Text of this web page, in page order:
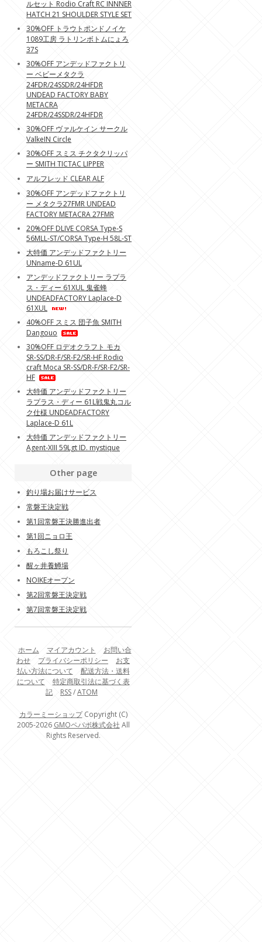
ルセット Rodio Craft RC INNNER
HATCH 21 SHOULDER STYLE SET
30%OFF トラウトポンドノイケ
1089工房 ラトリンボトムにょろ
37S
30%OFF アンデッドファクトリ
ー ベビーメタクラ
24FDR/24SSDR/24HFDR
UNDEAD FACTORY BABY
METACRA
24FDR/24SSDR/24HFDR
30%OFF ヴァルケイン サークル
ValkeIN Circle
30%OFF スミス チクタクリッパ
ー SMITH TICTAC LIPPER
アルフレッド CLEAR ALF
30%OFF アンデッドファクトリ
ー メタクラ27FMR UNDEAD
FACTORY METACRA 27FMR
20%OFF DLIVE CORSA Type-S
56MLL-ST/CORSA Type-H 58L-ST
大特価 アンデッドファクトリー
UNname-D 61UL
アンデッドファクトリー ラプラ
ス・ディー 61XUL 鬼雀蜂
UNDEADFACTORY Laplace-D
61XUL
40%OFF スミス 団子魚 SMITH
Dangouo
30%OFF ロデオクラフト モカ
SR-SS/DR-F/SR-F2/SR-HF Rodio
craft Moca SR-SS/DR-F/SR-F2/SR-
HF
大特価 アンデッドファクトリー
ラプラス・ディー 61L戦鬼丸コル
ク仕様 UNDEADFACTORY
Laplace-D 61L
大特価 アンデッドファクトリー
Agent-XIII 59Lgt ID. mystique
Other page
釣り場お届けサービス
常磐王決定戦
第1回常磐王決勝進出者
第1回ニョロ王
もろこし祭り
醒ヶ井養鱒場
NOIKEオープン
第2回常磐王決定戦
第7回常磐王決定戦
ホーム マイアカウント
お問い合
わせ
プライバシーポリシー
お支
払い方法について
配送方法・送料
について
特定商取引法に基づく表
記
RSS/ATOM
カラーミーショップCopyright (C)
2005-2026 GMOペパボ株式会社 All
Rights Reserved.